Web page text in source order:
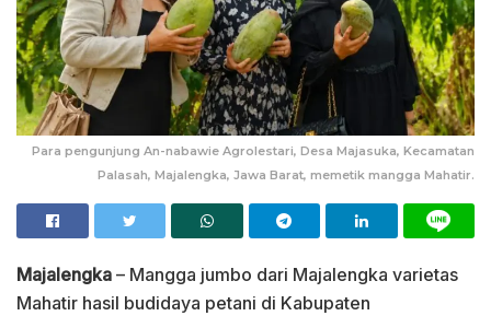
Para pengunjung An-nabawie Agrolestari, Desa Majasuka, Kecamatan
Palasah, Majalengka, Jawa Barat, memetik mangga Mahatir.
Majalengka – Mangga jumbo dari Majalengka varietas
Mahatir hasil budidaya petani di Kabupaten